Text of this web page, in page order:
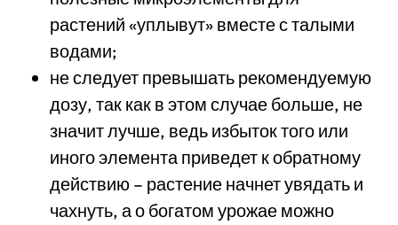
растений «уплывут» вместе с талыми
водами;
не следует превышать рекомендуемую
дозу, так как в этом случае больше, не
значит лучше, ведь избыток того или
иного элемента приведет к обратному
действию – растение начнет увядать и
чахнуть, а о богатом урожае можно